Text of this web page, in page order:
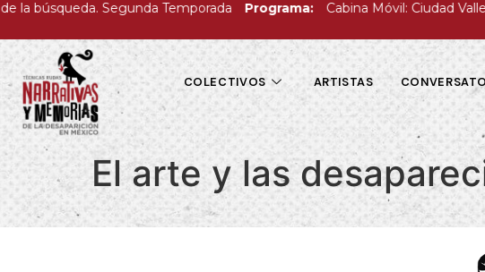
la búsqueda. Segunda Temporada Programa: Cabina Móvil: Ciudad Valles,
COLECTIVOS ARTISTAS
El arte y las